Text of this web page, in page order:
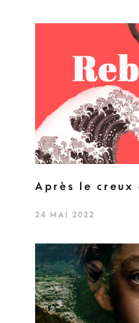
Après le creux
24 MAI 2022